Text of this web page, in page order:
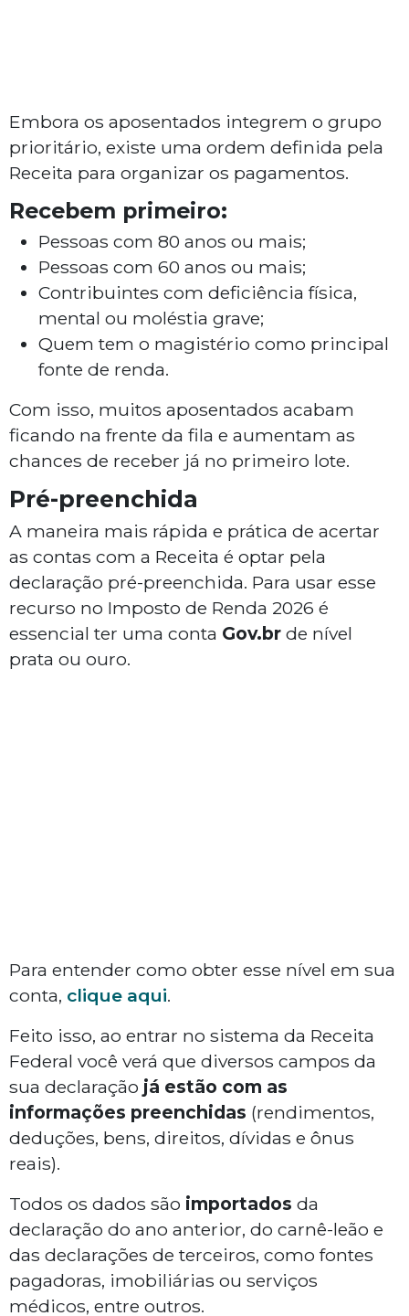
Embora os aposentados integrem o grupo
prioritário, existe uma ordem definida pela
Receita para organizar os pagamentos.
Recebem primeiro:
Pessoas com 80 anos ou mais;
Pessoas com 60 anos ou mais;
Contribuintes com deficiência física,
mental ou moléstia grave;
Quem tem o magistério como principal
fonte de renda.
Com isso, muitos aposentados acabam
ficando na frente da fila e aumentam as
chances de receber já no primeiro lote.
Pré-preenchida
A maneira mais rápida e prática de acertar
as contas com a Receita é optar pela
declaração pré-preenchida. Para usar esse
recurso no Imposto de Renda 2026 é
essencial ter uma conta Gov.br de nível
prata ou ouro.
Para entender como obter esse nível em sua
conta, clique aqui.
Feito isso, ao entrar no sistema da Receita
Federal você verá que diversos campos da
sua declaração já estão com as
informações preenchidas (rendimentos,
deduções, bens, direitos, dívidas e ônus
reais).
Todos os dados são importados da
declaração do ano anterior, do carnê-leão e
das declarações de terceiros, como fontes
pagadoras, imobiliárias ou serviços
médicos, entre outros.